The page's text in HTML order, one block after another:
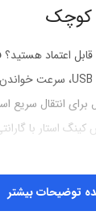
کوچک
اعتماد هستید؟
توضیحات بیشتر